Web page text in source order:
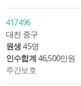
417496
대전 중구
원생 45명
인수합계46,500만원
주간보호